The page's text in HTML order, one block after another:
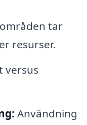
tar
resurser.
versus
Användning